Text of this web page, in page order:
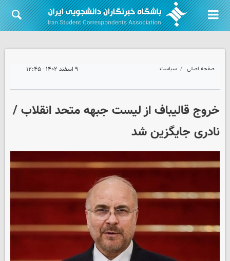
صفحه اصلی سیاست ۹ اسفند ۱۴۰۲ - ۱۲:۴۵
خروج قالیباف از لیست جبهه متحد انقلاب /
نادری جایگزین شد